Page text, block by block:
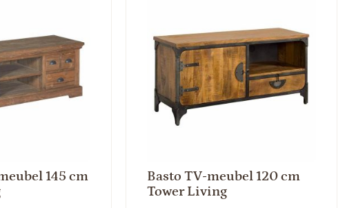
145 cm
Basto TV-meubel 120 cm
Tower Living